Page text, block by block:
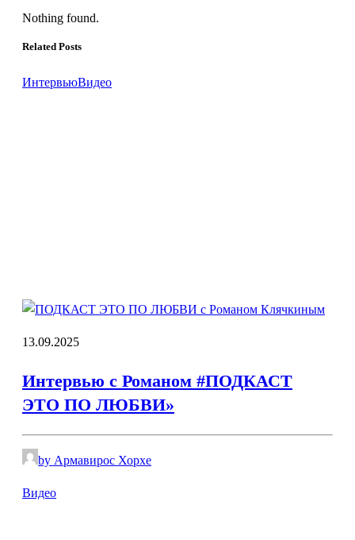
Nothing found.
Related Posts
ИнтервьюВидео
13.09.2025
Интервью с Романом #ПОДКАСТ
ЭТО ПО ЛЮБВИ»
by Армавирос Хорхе
Видео